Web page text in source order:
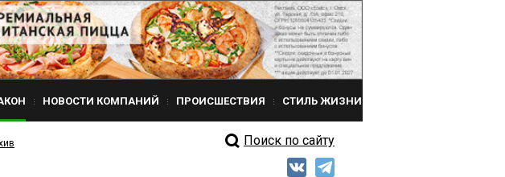
НОВОСТИ КОМПАНИЙ ПРОИСШЕСТВИЯ СТИЛЬ ЖИЗНИ
Поиск по сайту